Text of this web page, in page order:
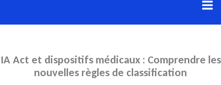
au
IA Act et dispositifs médicaux : Comprendre les
nouvelles règles de classification